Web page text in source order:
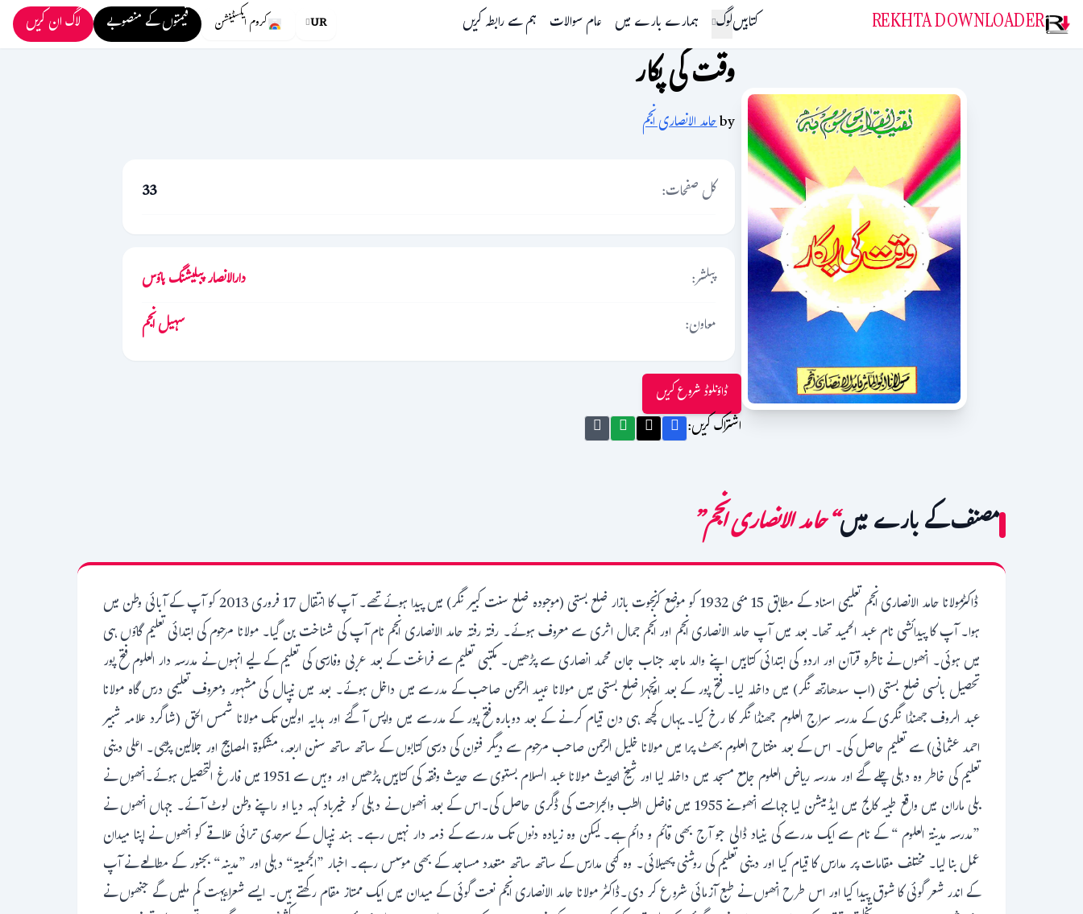
REKHTA DOWNLOADER کتابیںلوگ ہمارے بارے میں عام سوالات ہم سے رابطہ کریں UR کروم ایکسٹینشن قیمتوں کے منصوبے لاگ ان کریں
وقت کی پکار
byحامد الانصاری انجم
کل صفحات:
33
پبلشر:
دارالانصار پبلیشنگ ہاؤس
معاون:
سہیل انجم
ڈاؤنلوڈ شروع کریں
اشتراک کریں:
مصنف کے بارے میں“حامد الانصاری انجم”
ڈاکٹرمولانا حامد الانصاری انجم تعلیمی اسناد کے مطابق 15 مئی 1932 کو موضع کرنجوت بازار ضلع بستی (موجودہ ضلع سنت کبیر نگر) میں پیدا ہوئے تھے۔ آپ کا انتقال 17 فروری 2013 کو آپ کے آبائی وطن میں
ہوا۔ آپ کا پیدائشی نام عبد الحمید تھا۔ بعد میں آپ حامد الانصاری انجم اور انجم جمال اثری سے معروف ہوئے۔ رفتہ رفتہ حامد الانصاری انجم نام آپ کی شناخت بن گیا۔ مولانا مرحوم کی ابتدائی تعلیم گاؤں ہی
میں ہوئی۔ انھوں نے ناظرہ قرآن اور اردو کی ابتدائی کتابیں اپنے والد ماجد جناب جان محمد انصاری سے پڑھیں۔ مکتبی تعلیم سے فراغت کے بعد عربی وفارسی کی تعلیم کے لیے انہوں نے مدرسہ دار العلوم فتح پور
تحصیل بانسی ضلع بستی (اب سدھارتھ نگر) میں داخلہ لیا۔ فتح پور کے بعد اونچہرا ضلع بستی میں مولانا عبید الرحمن صاحب کے مدرسے میں داخل ہوئے۔ بعد میں نیپال کی مشہور ومعروف تعلیمی درس گاہ مولانا
عبد الروف جھنڈا نگری کے مدرسہ سراج العلوم جھنڈا نگر کا رخ کیا۔ یہاں کچھ ہی دن قیام کرنے کے بعد دوبارہ فتح پور کے مدرسے میں واپس آگئے اور ہدایہ اولین تک مولانا شمس الحق (شاگرد علامہ شبیر
احمد عثمانی) سے تعلیم حاصل کی۔ اس کے بعد مفتاح العلوم بھٹ پرا میں مولانا خلیل الرحمن صاحب مرحوم سے دیگر فنون کی درسی کتابوں کے ساتھ ساتھ سنن اربعہ، مشکوة المصابیح اور جلالین پڑھی۔ اعلی دینی
تعلیم کی خاطر وہ دہلی چلے گئے اور مدرسہ ریاض العلوم جامع مسجد میں داخلہ لیا اور شیخ الحدیث مولانا عبد السلام بستوی سے حدیث وفقہ کی کتابیں پڑھیں اور وہیں سے 1951 میں فارغ التحصیل ہوئے۔انھوں نے
بلی ماران میں واقع طبیہ کالج میں ایڈمیشن لیا جہاںسے انھوںنے 1955 میں فاضل الطب والجراحت کی ڈگری حاصل کی۔اس کے بعد انھوں نے دہلی کو خیرباد کہہ دیا او راپنے وطن لوٹ آئے۔ جہاں انھوں نے
”مدرسہ مدینة العلوم “ کے نام سے ایک مدرسے کی بنیاد ڈالی جو آج بھی قائم و دائم ہے۔ لیکن وہ زیادہ دنوں تک مدرسے کے ذمہ دار نہیں رہے۔ ہند نیپال کے سرحدی ترائی علاقے کو انھوں نے اپنا میدان
عمل بنا لیا۔ مختلف مقامات پر مدارس کا قیام کیا اور دینی تعلیم کی روشنی پھیلائی۔ وہ کئی مدارس کے ساتھ ساتھ متعدد مساجد کے بھی موسس رہے۔ اخبار ”الجمعیة“ دہلی اور ”مدینہ“ بجنور کے مطالعے نے آپ
کے اندر شعر گوئی کا شوق پیدا کیا اور اس طرح انھوں نے طبع آزمائی شروع کر دی۔ڈاکٹر مولانا حامد الانصاری انجم نعت گوئی کے میدان میں ایک ممتاز مقام رکھتے ہیں۔ ایسے شعراءبہت کم ملیں گے جنھوں نے